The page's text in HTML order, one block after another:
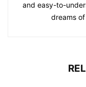
and easy-to-
dreams